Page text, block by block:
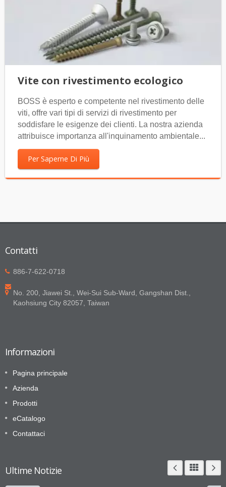
Vite con rivestimento ecologico
BOSS è esperto e competente nel rivestimento delle
viti, offre vari tipi di servizi di rivestimento per
soddisfare le esigenze dei clienti. La nostra azienda
attribuisce importanza all'inquinamento ambientale...
Per Saperne Di Più
Contatti
886-7-622-0718
No. 200, Jiawei St., Wei-Sui Sub-Ward, Gangshan Dist.,
Kaohsiung City 82057, Taiwan
Informazioni
Pagina principale
Azienda
Prodotti
eCatalogo
Contattaci
Ultime Notizie